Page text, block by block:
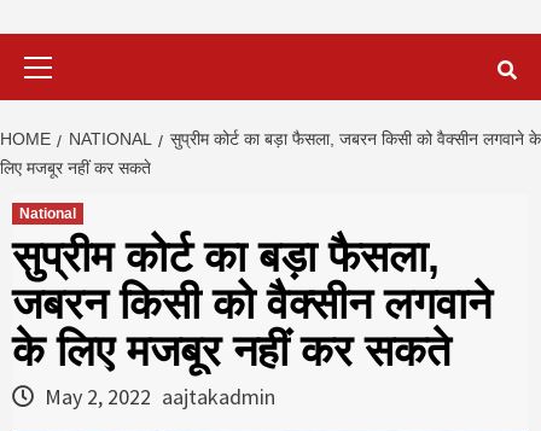
HOME NATIONAL
सुप्रीम कोर्ट का बड़ा फैसला, जबरन किसी को वैक्सीन लगवाने के
लिए मजबूर नहीं कर सकते
National
सुप्रीम कोर्ट का बड़ा फैसला,
जबरन किसी को वैक्सीन लगवाने
के लिए मजबूर नहीं कर सकते
May 2, 2022 aajtakadmin